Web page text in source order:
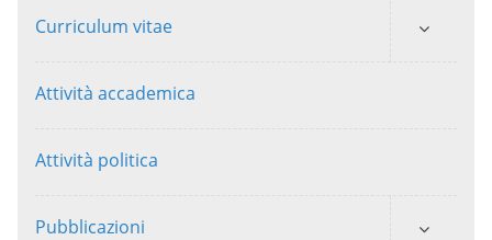
Curriculum vitae
Attività accademica
Attività politica
Pubblicazioni